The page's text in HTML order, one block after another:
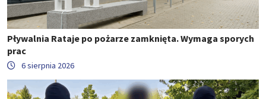
Pływalnia Rataje po pożarze zamknięta. Wymaga sporych
prac
6 sierpnia 2026